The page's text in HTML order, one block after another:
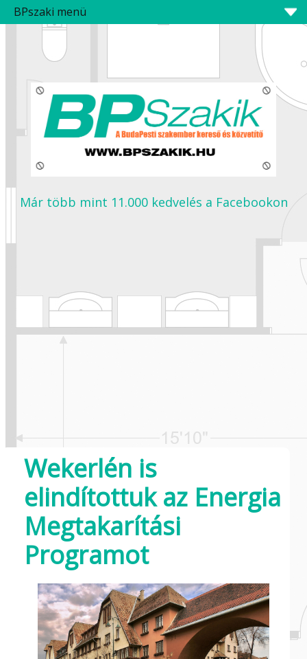
Már több mint 11.000 kedvelés a Facebookon
Wekerlén is
elindítottuk az Energia
Megtakarítási
Programot
BPszaki menü